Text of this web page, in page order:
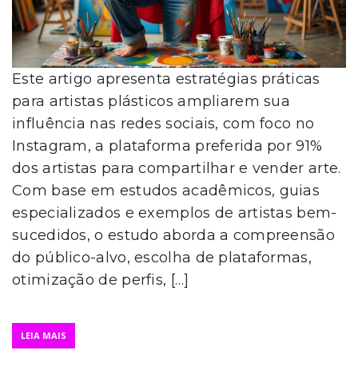
Este artigo apresenta estratégias práticas
para artistas plásticos ampliarem sua
influência nas redes sociais, com foco no
Instagram, a plataforma preferida por 91%
dos artistas para compartilhar e vender arte.
Com base em estudos acadêmicos, guias
especializados e exemplos de artistas bem-
sucedidos, o estudo aborda a compreensão
do público-alvo, escolha de plataformas,
otimização de perfis, […]
LEIA MAIS